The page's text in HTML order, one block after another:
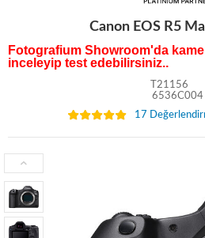
Canon EOS R5
Fotografium Showroom'da
inceleyip test edebilirsiniz..
T21156
6536C004
17